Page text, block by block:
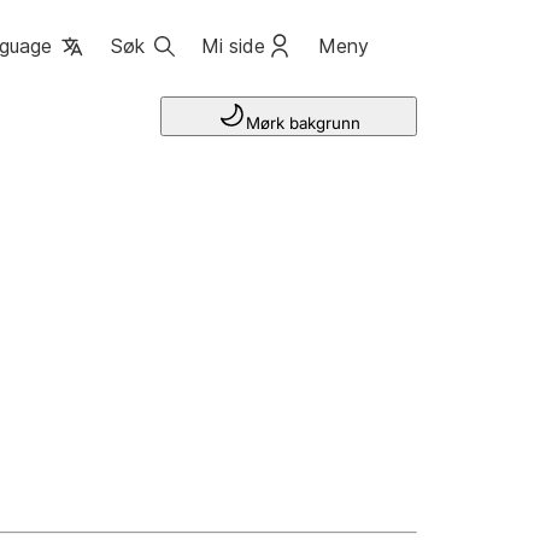
Søk Mi side Meny
Mørk bakgrunn